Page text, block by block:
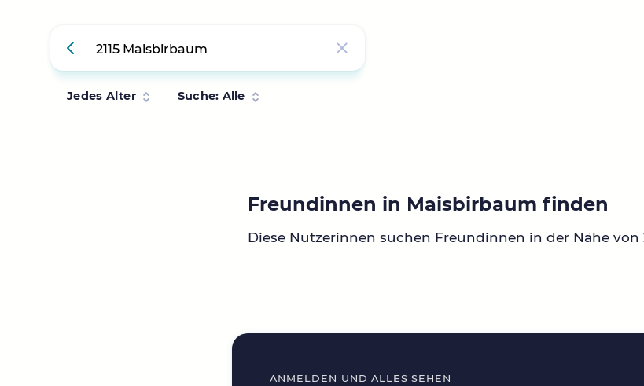
Jedes Alter Suche: Alle
Freundinnen in Maisbirbaum finden
Diese Nutzerinnen suchen Freundinnen in der Nähe von
ANMELDEN UND ALLES SEHEN